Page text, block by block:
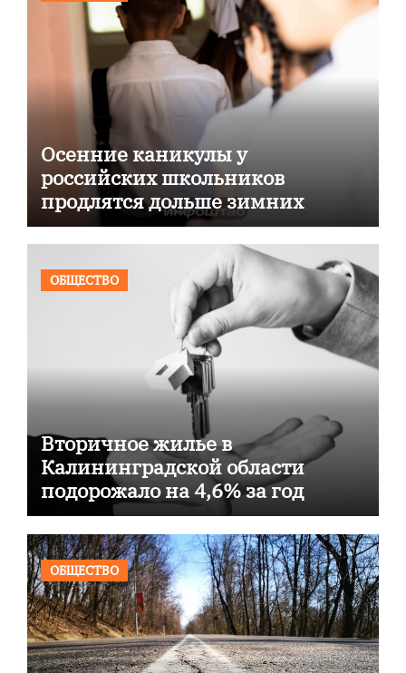
Осенние каникулы у
российских школьников
продлятся дольше зимних
ОБЩЕСТВО
Вторичное жилье в
Калининградской области
подорожало на 4,6% за год
ОБЩЕСТВО